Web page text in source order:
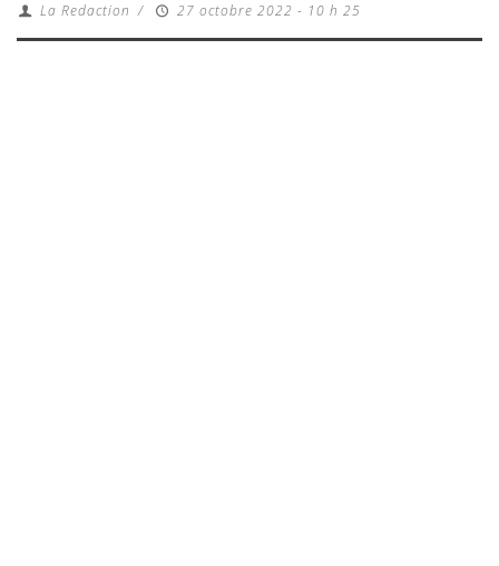
La Redaction / 27 octobre 2022 - 10 h 25